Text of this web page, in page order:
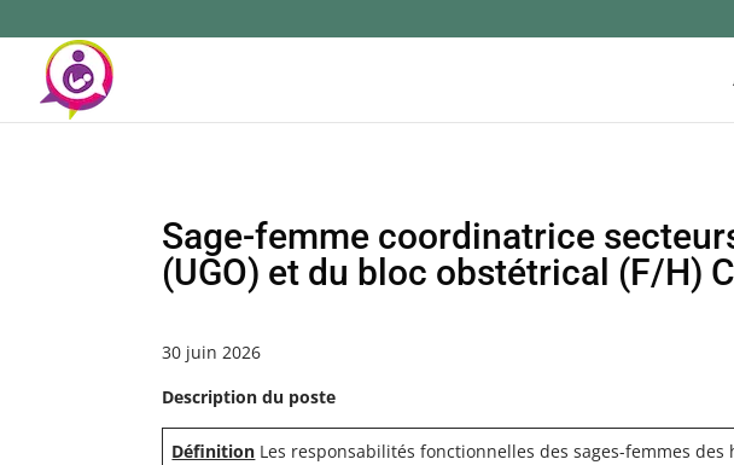
Sage-femme coordinatrice
(UGO) et du bloc obstétrical (F/H)
30 juin 2026
Description du poste
Définition Les responsabilités fonctionnelles des sages-femmes